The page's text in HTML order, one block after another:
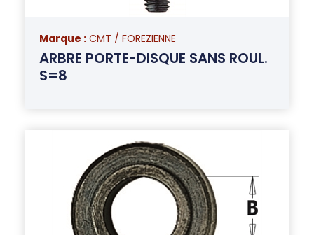
Marque : CMT / FOREZIENNE
ARBRE PORTE-DISQUE SANS ROUL.
S=8